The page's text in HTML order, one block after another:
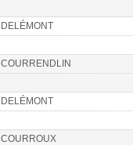
DELÉMONT
COURRENDLIN
DELÉMONT
COURROUX